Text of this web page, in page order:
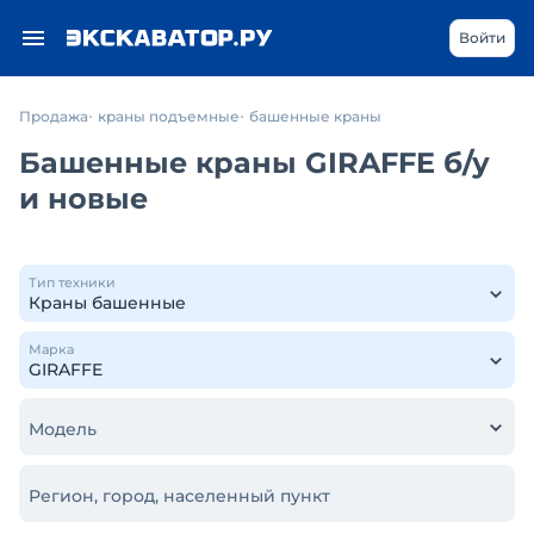
Войти
Продажа краны подъемные башенные краны
Башенные краны GIRAFFE б/у
и новые
Тип техники
Марка
Модель
Регион, город, населенный пункт